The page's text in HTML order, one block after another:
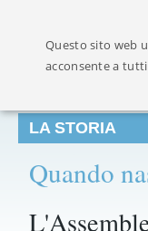
LA STORIA
Quando
Questo sito web
acconsente a